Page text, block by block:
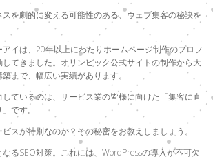
を劇的に変える可能性のある、ウェブ集客の秘訣を
イは、20年以上にわたりホームページ制作のプロフ
てきました。オリンピック公式サイトの制作から大
まで、幅広い実績があります。
ているのは、サービス業の皆様に向けた「集客に直
です。
スが特別なのか？その秘密をお教えしましょう。
るSEO対策。これには、WordPressの導入が不可欠